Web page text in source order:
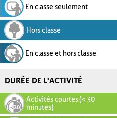
En classe seulement
Hors classe
En classe et hors classe
DURÉE DE L'ACTIVITÉ
Activités courtes (< 30
minutes)